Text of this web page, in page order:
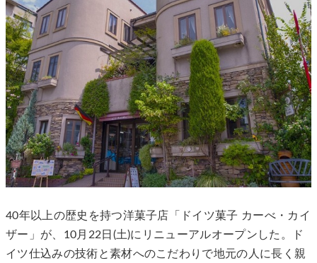
40年以上の歴史を持つ洋菓子店「ドイツ菓子 カーべ・カイ
ザー」が、10月22日(土)にリニューアルオープンした。ド
イツ仕込みの技術と素材へのこだわりで地元の人に長く親